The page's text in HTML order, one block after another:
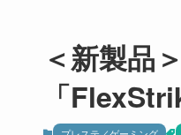
＜新製品
「